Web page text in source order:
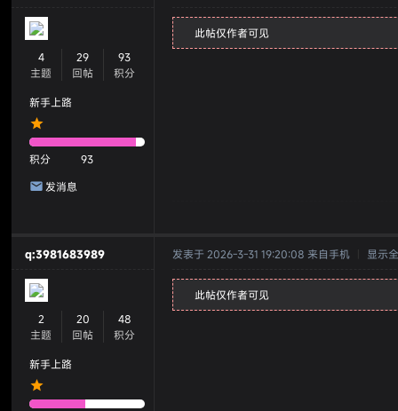
4
主题
29
回帖
93
积分
新手上路
积分
93
发消息
此帖仅作者可见
q:3981683989
2
主题
20
回帖
48
积分
新手上路
发表于 2026-3-31 19:20:08 来自手机 显示
此帖仅作者可见